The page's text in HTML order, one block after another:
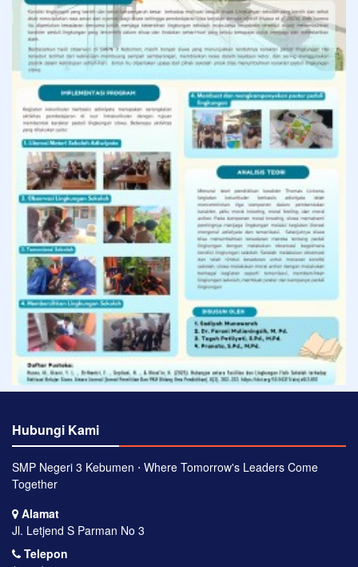
Hubungi Kami
SMP Negeri 3 Kebumen ⋅ Where Tomorrow's Leaders Come
Together
Alamat
Jl. Letjend S Parman No 3
Telepon